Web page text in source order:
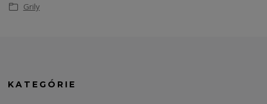
Grily
KATEGÓRIE